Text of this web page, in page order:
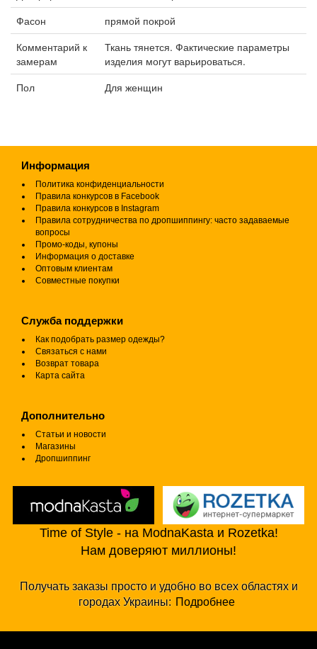
Фасон
прямой покрой
Комментарий к
замерам
Ткань тянется. Фактические параметры
изделия могут варьироваться.
Пол
Для женщин
Информация
Политика конфиденциальности
Правила конкурсов в Facebook
Правила конкурсов в Instagram
Правила сотрудничества по дропшиппингу: часто задаваемые
вопросы
Промо-коды, купоны
Информация о доставке
Оптовым клиентам
Совместные покупки
Служба поддержки
Как подобрать размер одежды?
Связаться с нами
Возврат товара
Карта сайта
Дополнительно
Статьи и новости
Магазины
Дропшиппинг
Time of Style - на ModnaKasta и Rozetka!
Нам доверяют миллионы!
Получать заказы просто и удобно во всех областях и
городах Украины: Подробнее